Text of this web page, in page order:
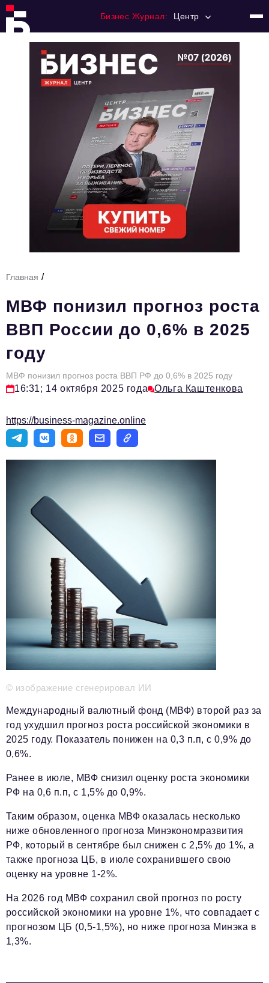
Бизнес Журнал: Центр
Регулирование
Премия "Тульский Бизнес"
История тульского предпринимательства
Тема номера
HR
Персона номера
Инфраструктура развития
Туризм
Импортозамещение
Видео
Телефон редакции:+7 495 727-01-67
Электронные почты редакции:
Информационный отдел
info@business-magazine.online
Отдел рекламы
reklama@business-magazine.online
Отдел распространения/редакционная подписка
podpiska@business-magazine.online
Отдел по работе с партнерами
partner@business-magazine.online
Главная /
МВФ понизил прогноз роста
ВВП России до 0,6% в 2025
году
МВФ понизил прогноз роста ВВП РФ до 0,6% в 2025 году
16:31; 14 октября 2025 года Ольга Каштенкова
https://business-magazine.online
© изображение сгенерировал ИИ
Международный валютный фонд (МВФ) второй раз за
год ухудшил прогноз роста российской экономики в
2025 году. Показатель понижен на 0,3 п.п, с 0,9% до
0,6%.
Ранее в июле, МВФ снизил оценку роста экономики
РФ на 0,6 п.п, с 1,5% до 0,9%.
Таким образом, оценка МВФ оказалась несколько
ниже обновленного прогноза Минэкономразвития
РФ, который в сентябре был снижен с 2,5% до 1%, а
также прогноза ЦБ, в июле сохранившего свою
оценку на уровне 1-2%.
На 2026 год МВФ сохранил свой прогноз по росту
российской экономики на уровне 1%, что совпадает с
прогнозом ЦБ (0,5-1,5%), но ниже прогноза Минэка в
1,3%.